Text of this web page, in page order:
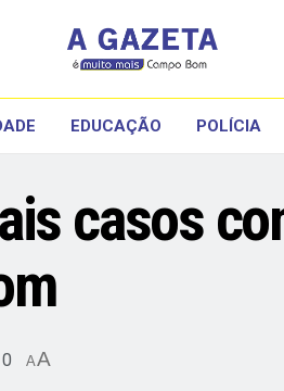
EDUCAÇÃO POLÍCIA
casos
0 AA